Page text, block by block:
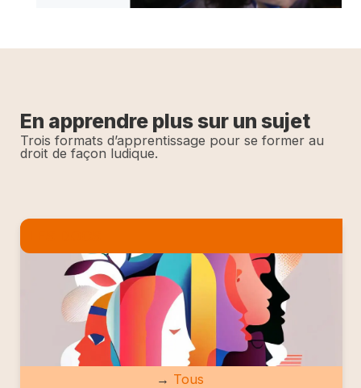
En apprendre plus sur un sujet
Trois formats d’apprentissage pour se former au
droit de façon ludique.
→ Tous